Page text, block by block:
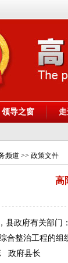
领导之窗
频道 >> 政策文件
高
县政府有关部门：
整治工程的组
政府县长